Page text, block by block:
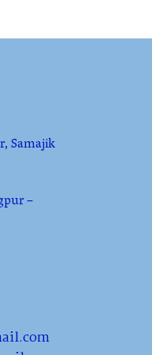
Samajik
–